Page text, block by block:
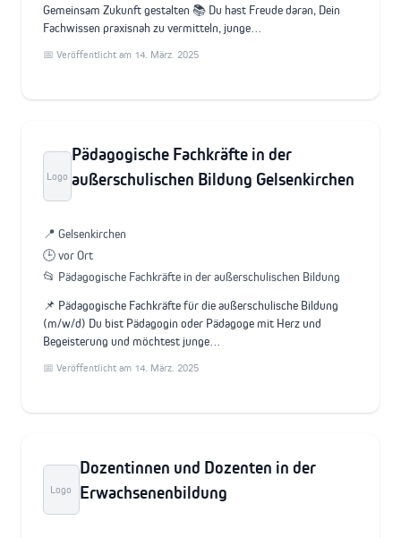
Gemeinsam Zukunft gestalten 📚 Du hast Freude daran, Dein
Fachwissen praxisnah zu vermitteln, junge…
📅 Veröffentlicht am 14. März. 2025
Logo
Pädagogische Fachkräfte in der
außerschulischen Bildung Gelsenkirchen
📍 Gelsenkirchen
🕒 vor Ort
📂 Pädagogische Fachkräfte in der außerschulischen Bildung
📌 Pädagogische Fachkräfte für die außerschulische Bildung
(m/w/d) Du bist Pädagogin oder Pädagoge mit Herz und
Begeisterung und möchtest junge…
📅 Veröffentlicht am 14. März. 2025
Logo
Dozentinnen und Dozenten in der
Erwachsenenbildung